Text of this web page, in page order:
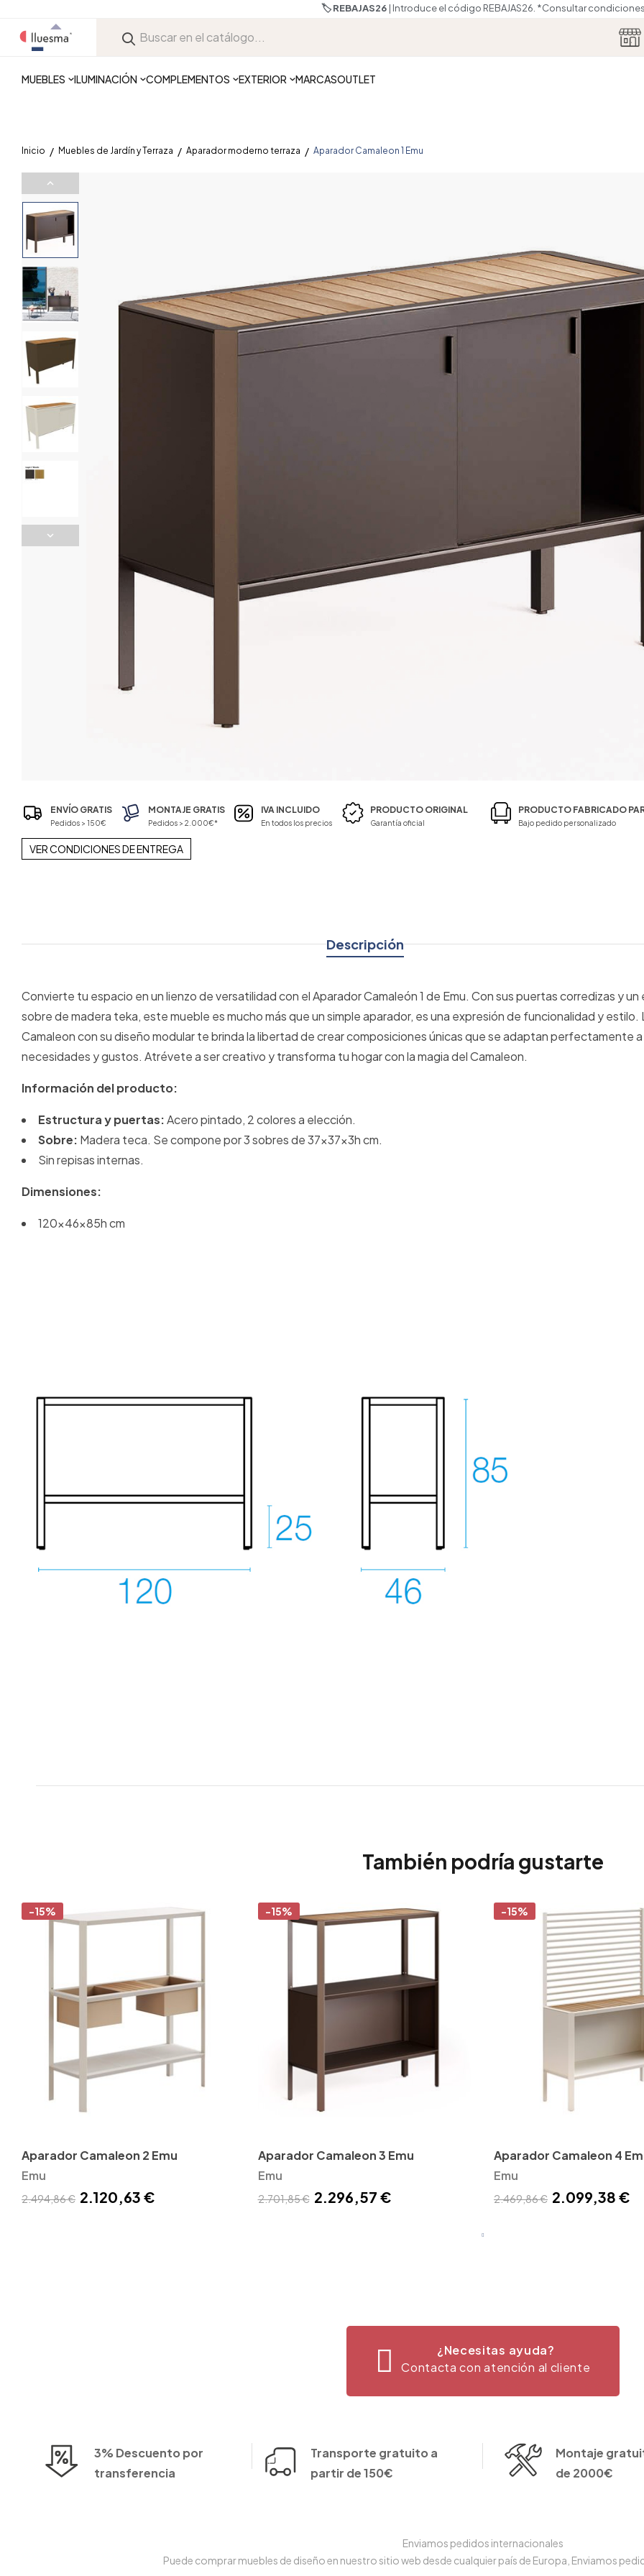
🏷️ REBAJAS26| Introduce el código REBAJAS26. *Consultar
MUEBLES ILUMINACIÓN COMPLEMENTOS EXTERIOR MARCASOUTLET
Inicio Muebles de Jardín y Terraza Aparador moderno terraza Aparador Camaleon 1 Emu
ENVÍO GRATIS
Pedidos > 150€
MONTAJE GRATIS
Pedidos > 2.000€*
IVA INCLUIDO
En todos los precios
PRODUCTO ORIGINAL
Garantía oficial
PRODUCTO FABRICADO
Bajo pedido personalizado
VER CONDICIONES DE ENTREGA
Descripción
Convierte tu espacio en un lienzo de versatilidad con el Aparador Camaleón 1 de Emu. Con sus puertas corredizas y
sobre de madera teka, este mueble es mucho más que un simple aparador, es una expresión de funcionalidad y estilo.
Camaleon con su diseño modular te brinda la libertad de crear composiciones únicas que se adaptan perfectamente
necesidades y gustos. Atrévete a ser creativo y transforma tu hogar con la magia del Camaleon.
Información del producto:
Estructura y puertas:Acero pintado, 2 colores a elección.
Sobre: Madera teca. Se compone por 3 sobres de 37x37x3h cm.
Sin repisas internas.
Dimensiones:
120x46x85h cm
También podría gustarte
-15%
Aparador Camaleon 2 Emu
Emu
2.494,86 € 2.120,63 €
-15%
Aparador Camaleon 3 Emu
Emu
2.701,85 € 2.296,57 €
-15%
Aparador Camaleon 4
Emu
2.469,86 € 2.099,38 €
¿Necesitas ayuda?
Contacta con atención al cliente
3% Descuento por
transferencia
Transporte gratuito a
partir de 150€
Montaje
de 2000€
Enviamos pedidos internacionales
Puede comprar muebles de diseño en nuestro sitio web desde cualquier país de Europa, Enviamos